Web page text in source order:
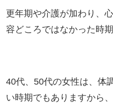
更年期や介護が加わり、
容どころではなかった時
40代、50代の女性は、体
い時期でもありますから、